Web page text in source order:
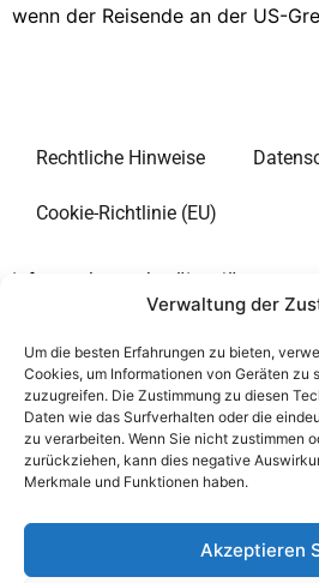
Verwaltung der
Um die besten Erfahrungen zu bieten,
Cookies, um Informationen von Geräten zu
zuzugreifen. Die Zustimmung zu diesen
Daten wie das Surfverhalten oder die
zu verarbeiten. Wenn Sie nicht zustimmen
zurückziehen, kann dies negative
Merkmale und Funktionen haben.
Akzeptieren
wenn der Reisende an der US-
Rechtliche Hinweise
Cookie-Richtlinie (EU)
Informationsseite über längere
in den Vereinigten Staaten.
regierungsunabhängiges
Website dient ausschließlich der
Reisenden in die Vereinigten
kostenpflichtigen Dienste an und
persönlichen Daten von
Unsere Seite enthält ausgehende